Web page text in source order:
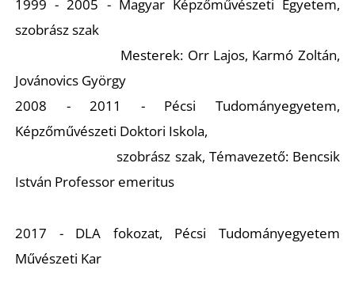
1999 - 2005 - Magyar Képzőművészeti Egyetem,
szobrász szak
Mesterek: Orr Lajos, Karmó Zoltán,
Jovánovics György
2008 - 2011 - Pécsi Tudományegyetem,
Képzőművészeti Doktori Iskola,
szobrász szak, Témavezető: Bencsik
István Professor emeritus
2017 - DLA fokozat, Pécsi Tudományegyetem
Művészeti Kar